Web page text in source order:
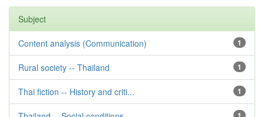
Subject
1
Content analysis (Communication)
1
Rural society -- Thailand
1
Thai fiction -- History and criti...